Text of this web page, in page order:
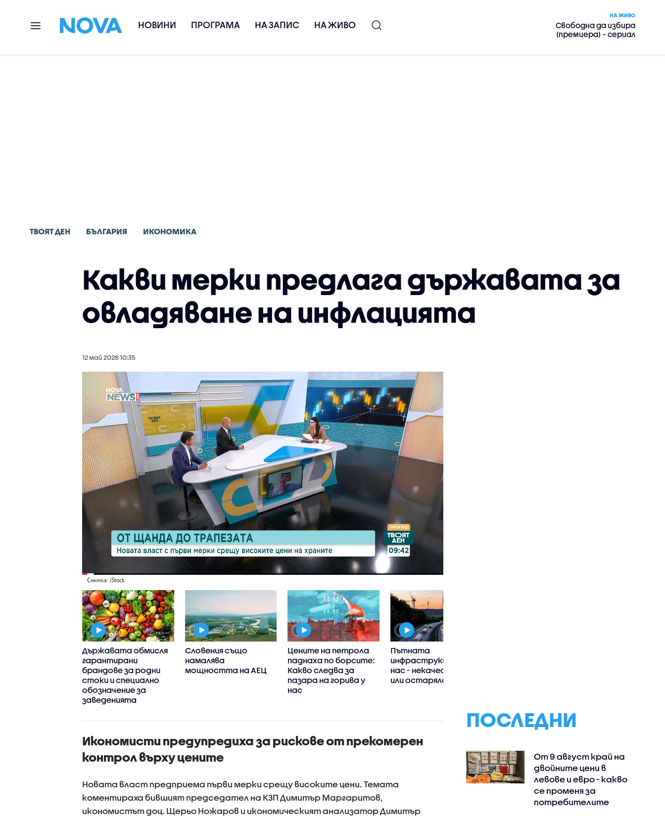
НОВИНИ ПРОГРАМА НА ЗАПИС НА ЖИВО
НА ЖИВО
Свободна да избира
(премиера) – сериал
ТВОЯТ ДЕН БЪЛГАРИЯ ИКОНОМИКА
Какви мерки предлага държавата за
овладяване на инфлацията
12 май 2026 10:35
Снимка: iStock
Държавата обмисля
гарантирани
брандове за родни
стоки и специално
обозначение за
заведенията
Словения също
намалява
мощността на АЕЦ
Цените на петрола
паднаха по борсите:
Какво следва за
пазара на горива у
нас
Пътната
инфраструктура у
нас - некачествена
или остаряла?
Икономисти предупредиха за рискове от прекомерен
контрол върху цените
Новата власт предприема първи мерки срещу високите цени. Темата
коментираха бившият председател на КЗП Димитър Маргаритов,
икономистът доц. Щерьо Ножаров и икономическият анализатор Димитър
ПОСЛЕДНИ
От 9 август край на
двойните цени в
левове и евро - какво
се променя за
потребителите